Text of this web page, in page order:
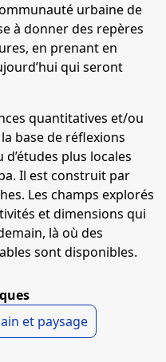
urbaine de
à donner des repères
en prenant en
qui seront
quantitatives et/ou
base de réflexions
plus locales
Il est construit par
Les champs explorés
et dimensions qui
là où des
sont disponibles.
et paysage